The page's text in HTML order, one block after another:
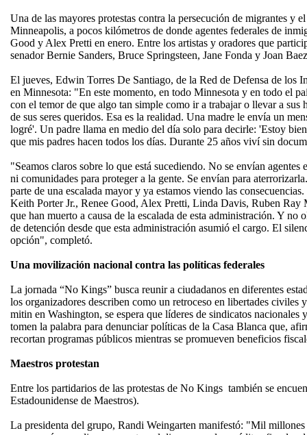
Una de las mayores protestas contra la persecución de migrantes y
Minneapolis, a pocos kilómetros de donde agentes federales de
Good y Alex Pretti en enero. Entre los artistas y oradores que
senador Bernie Sanders, Bruce Springsteen, Jane Fonda y Joan
El jueves, Edwin Torres De Santiago, de la Red de Defensa de los
en Minnesota: "En este momento, en todo Minnesota y en todo el
con el temor de que algo tan simple como ir a trabajar o llevar a sus
de sus seres queridos. Esa es la realidad. Una madre le envía un
logré'. Un padre llama en medio del día solo para decirle: 'Estoy
que mis padres hacen todos los días. Durante 25 años viví sin
"Seamos claros sobre lo que está sucediendo. No se envían agentes
ni comunidades para proteger a la gente. Se envían para
parte de una escalada mayor y ya estamos viendo las
Keith Porter Jr., Renee Good, Alex Pretti, Linda Davis, Ruben Ray
que han muerto a causa de la escalada de esta administración. Y no
de detención desde que esta administración asumió el cargo. El
opción", completó.
Una movilización nacional contra las políticas federales
La jornada “No Kings” busca reunir a ciudadanos en diferentes
los organizadores describen como un retroceso en libertades civiles
mitin en Washington, se espera que líderes de sindicatos nacionales
tomen la palabra para denunciar políticas de la Casa Blanca que,
recortan programas públicos mientras se promueven beneficios
Maestros protestan
Entre los partidarios de las protestas de No Kings también se
Estadounidense de Maestros).
La presidenta del grupo, Randi Weingarten manifestó: "Mil millones